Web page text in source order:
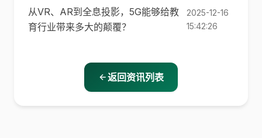
从VR、AR到全息投影，5G能够给教
育行业带来多大的颠覆？
2025-12-16
15:42:26
返回资讯列表